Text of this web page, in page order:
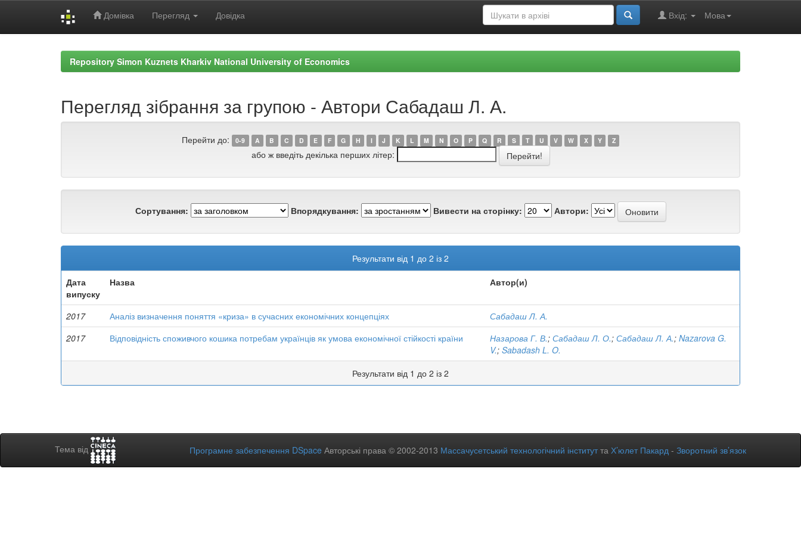
Домівка Перегляд Довідка Мова
Вхід:
Repository Simon Kuznets Kharkiv National University of Economics
Перегляд зібрання за групою - Автори Сабадаш Л. А.
Перейти до: 0-9 A B C D E F G H I J K L M N O P Q R S T U V W X Y Z
або ж введіть декілька перших літер:
Сортування: Впорядкування: Вивести на сторінку: Автори:
Результати від 1 до 2 із 2
Дата
випуску
Назва Автор(и)
2017 Аналіз визначення поняття «криза» в сучасних економічних концепціях
Сабадаш Л. А.
2017
Відповідність споживчого кошика потребам українців як умова економічної стійкості країни Назарова Г. В.; Сабадаш Л. О.; Сабадаш Л. А.; Nazarova G.
V.; Sabadash L. O.
Результати від 1 до 2 із 2
Тема від Програмне забезпечення DSpace Авторські права © 2002-2013 Массачусетський технологічний інститутта Х’юлет Пакард - Зворотний зв’язок